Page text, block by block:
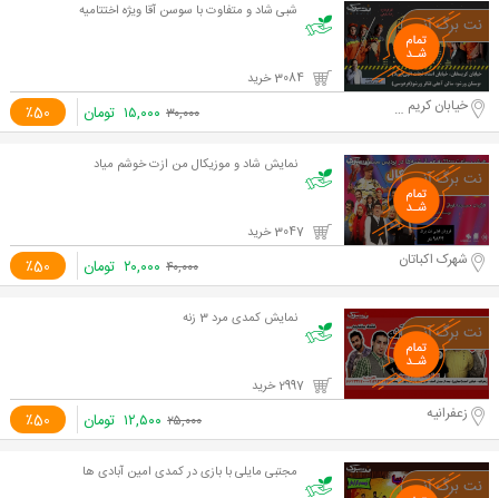
شبی شاد و متفاوت با سوسن آقا ویژه اختتامیه
٪50 خیابان کریم خان ۳۰,۰۰۰ ۱۵,۰۰۰ تومان
نمایش شاد و موزیکال من ازت خوشم میاد
٪50 شهرک اکباتان ۴۰,۰۰۰ ۲۰,۰۰۰ تومان
نمایش کمدی مرد 3 زنه
٪50 زعفرانیه ۲۵,۰۰۰ ۱۲,۵۰۰ تومان
مجتبی مایلی با بازی در کمدی امین آبادی ها